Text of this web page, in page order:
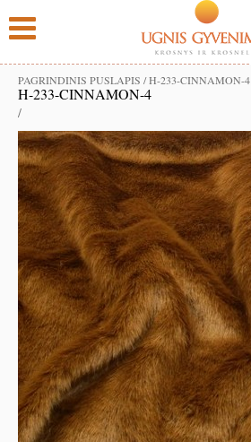
PAGRINDINIS PUSLAPIS /H-233-CINNAMON-4
H-233-CINNAMON-4
/